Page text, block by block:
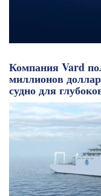
Компания Vard
миллионов
судно для